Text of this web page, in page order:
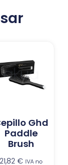
Ghd
Paddle
Brush
21,82€ IVA no